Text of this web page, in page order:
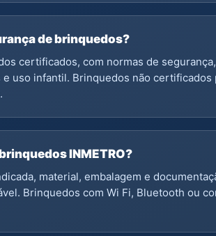
de brinquedos?
certificados, com normas de
uso infantil. Brinquedos não
INMETRO?
material, embalagem e
Brinquedos com Wi Fi, Bluetooth ou